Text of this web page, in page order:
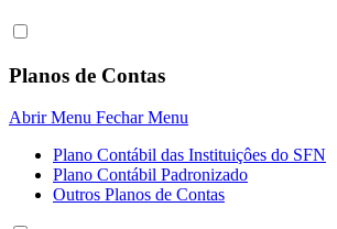
Planos de Contas
Abrir Menu Fechar Menu
Plano Contábil das Instituiçôes do SFN
Plano Contábil Padronizado
Outros Planos de Contas